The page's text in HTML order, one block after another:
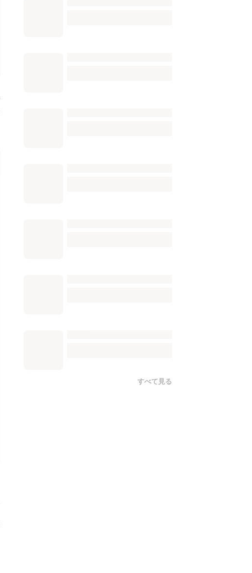
すべて見る